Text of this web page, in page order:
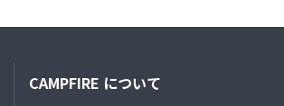
CAMPFIRE について